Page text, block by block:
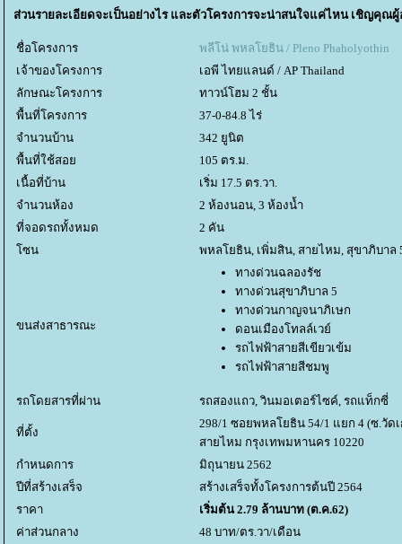
ส่วนรายละเอียดจะเป็นอย่างไร และตัวโครงการจะน่าสนใจแค่ไหน เชิญคุณ
ชื่อโครงการ
พลีโน่ พหลโยธิน / Pleno Phaholyothin
เจ้าของโครงการ
เอพี ไทยแลนด์ / AP Thailand
ลักษณะโครงการ
ทาวน์โฮม 2 ชั้น
พื้นที่โครงการ
37-0-84.8 ไร่
จำนวนบ้าน
342 ยูนิต
พื้นที่ใช้สอ
105 ตร.ม.
เนื้อที่บ้าน
เริ่ม 17.5 ตร.วา.
จำนวนห้อง
2 ห้องนอน, 3 ห้องน้ำ
ที่จอดรถทั้งหมด
2 คัน
ซน
พหลโยธิน, เพิ่มสิน, สายไหม, สุขาภิบาล
ขนส่งสาธารณะ
ทางด่วนฉลองรัช
ทางด่วนสุขาภิบาล 5
ทางด่วนกาญจนาภิเษก
ดอนเมืองโทลล์เวย์
รถไฟฟ้าสายสีเขียวเข้ม
รถไฟฟ้าสายสีชมพู
รถโดยสารที่ผ่าน รถสองแถว, วินมอเตอร์ไซค์, รถแท็กซี่
ที่ตั้ง
298/1 ซอยพหลโยธิน 54/1 แยก 4 (ซ.วัด
สายไหม กรุงเทพมหานคร 10220
กำหนดการ
มิถุนายน 2562
ปีที่สร้างเสร็จ
สร้างเสร็จทั้งโครงการต้นปี 2564
ราคา
เริ่มต้น 2.79 ล้านบาท (ต.ค.62)
ค่าส่วนกลาง
48 บาท/ตร.วา/เดือน